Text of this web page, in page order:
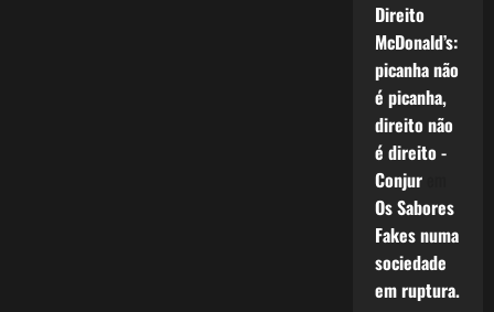
Direito
McDonald’s:
picanha não
é picanha,
direito não
é direito -
Conjurem
Os Sabores
Fakes numa
sociedade
em ruptura.